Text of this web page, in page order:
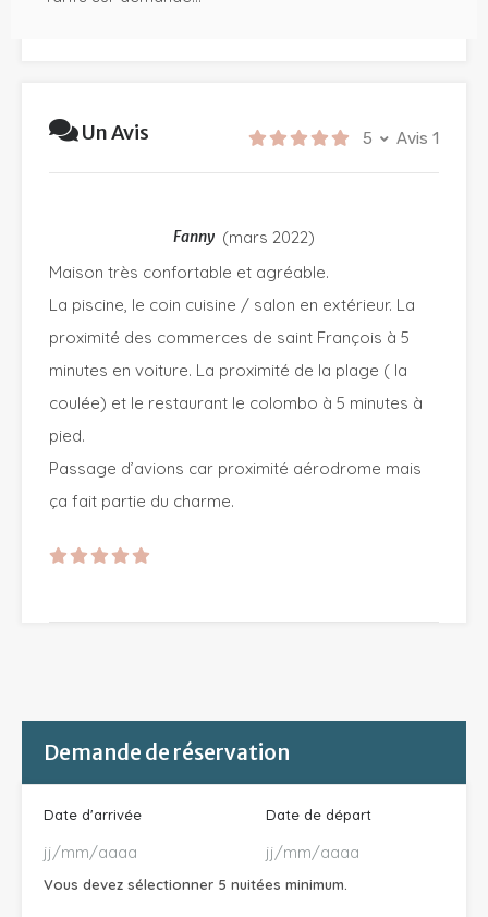
Un Avis 5 Avis 1
Fanny (mars 2022)
Maison très confortable et agréable.
La piscine, le coin cuisine / salon en extérieur. La
proximité des commerces de saint François à 5
minutes en voiture. La proximité de la plage ( la
coulée) et le restaurant le colombo à 5 minutes à
pied.
Passage d’avions car proximité aérodrome mais
ça fait partie du charme.
Demande de réservation
Date d'arrivée Date de départ
Vous devez sélectionner 5 nuitées minimum.